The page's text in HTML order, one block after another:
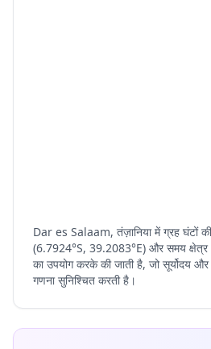
Dar es Salaam, तंज़ानिया में ग्रह घंटों की
(6.7924°S, 39.2083°E) और समय
का उपयोग करके की जाती है, जो सूर्योदय
गणना सुनिश्चित करती है।